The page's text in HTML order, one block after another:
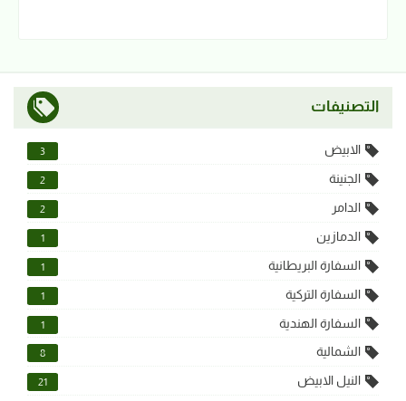
التصنيفات
الابيض 3
الجنينة 2
الدامر 2
الدمازين 1
السفارة البريطانية 1
السفارة التركية 1
السفارة الهندية 1
الشمالية 8
النيل الابيض 21